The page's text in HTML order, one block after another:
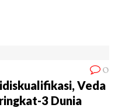
0
Veda
3 Dunia